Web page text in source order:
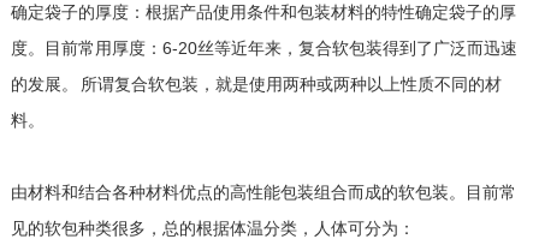
确定袋子的厚度：根据产品使用条件和包装材料的特性确定袋子的厚
度。目前常用厚度：6-20丝等近年来，复合软包装得到了广泛而迅速
的发展。 所谓复合软包装，就是使用两种或两种以上性质不同的材
料。
由材料和结合各种材料优点的高性能包装组合而成的软包装。目前常
见的软包种类很多，总的根据体温分类，人体可分为：